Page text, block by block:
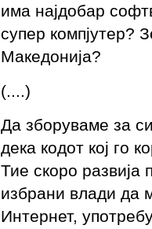
има најдобар
супер компјутер?
Македонија?
(....)
Да зборуваме за
дека кодот кој го
Тие скоро развија
избрани влади да
Интернет,